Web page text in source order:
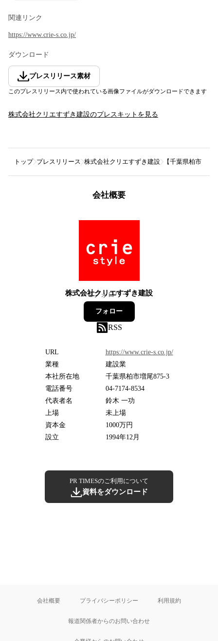
関連リンク
https://www.crie-s.co.jp/
ダウンロード
プレスリリース素材
このプレスリリース内で使われている画像ファイルがダウンロードできます
株式会社クリエすずき建設のプレスキットを見る
トップ プレスリリース 株式会社クリエすずき建設 【千葉県柏市 見
会社概要
株式会社クリエすずき建設
2フォロワー
フォロー
RSS
URL
https://www.crie-s.co.jp/
業種
建設業
本社所在地
千葉県柏市増尾875-3
電話番号
04-7174-8534
代表者名
鈴木 一功
上場
未上場
資本金
1000万円
設立
1994年12月
PR TIMESのご利用について
資料をダウンロード
会社概要 プライバシーポリシー 利用規約
報道関係者からのお問い合わせ